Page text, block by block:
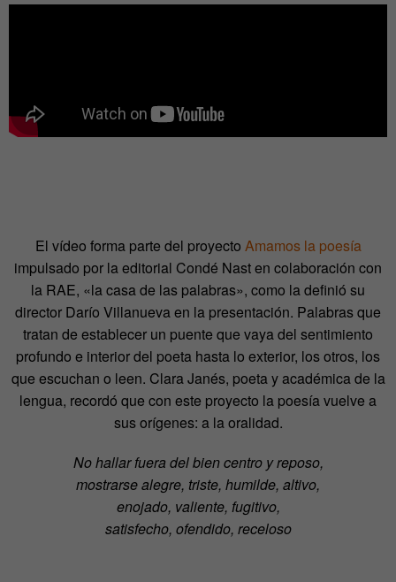
El vídeo forma parte del proyecto Amamos la poesía
impulsado por la editorial Condé Nast en colaboración con
la RAE, «la casa de las palabras», como la definió su
director Darío Villanueva en la presentación. Palabras que
tratan de establecer un puente que vaya del sentimiento
profundo e interior del poeta hasta lo exterior, los otros, los
que escuchan o leen. Clara Janés, poeta y académica de la
lengua, recordó que con este proyecto la poesía vuelve a
sus orígenes: a la oralidad.
No hallar fuera del bien centro y reposo,
mostrarse alegre, triste, humilde, altivo,
enojado, valiente, fugitivo,
satisfecho, ofendido, receloso